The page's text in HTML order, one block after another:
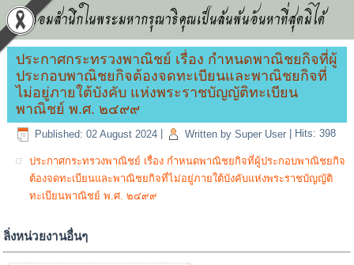
น้อมสำนึกในพระมหากรุณาธิคุณเป็นล้นพ้นอันหาที่สุดมิได้
ประกาศกระทรวงพาณิชย์ เรื่อง กำหนดพาณิชยกิจที่ผู้
ประกอบพาณิชยกิจต้องจดทะเบียนและพาณิชยกิจที่
ไม่อยู่ภายใต้บังคับ แห่งพระราชบัญญัติทะเบียน
พาณิชย์ พ.ศ. ๒๔๙๙
Published: 02 August 2024 Written by Super User Hits: 398
ประกาศกระทรวงพาณิชย์ เรื่อง กำหนดพาณิชยกิจที่ผู้ประกอบพาณิชยกิจ
ต้องจดทะเบียนและพาณิชยกิจที่ไม่อยู่ภายใต้บังคับแห่งพระราชบัญญัติ
ทะเบียนพาณิชย์ พ.ศ. ๒๔๙๙
ลิ่งหน่วยงานอื่นๆ